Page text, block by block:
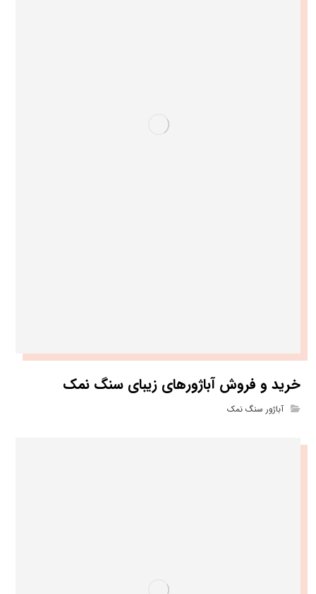
خرید و فروش آباژورهای زیبای سنگ نمک
آباژور سنگ نمک